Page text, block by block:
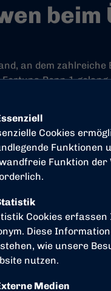
Cookies
Funktionen
Funktion der
Cookies
Diese
wie unsere
nutzen.
Medien
beim
an dem
Bonn 1
Eibl und Andreas
aus
Minuten durch
1:1-Ausgleich.
mehr möglich
Gegner. Die
Weiß Beuel an.
Arenz, Udo
sich im Spielverlauf